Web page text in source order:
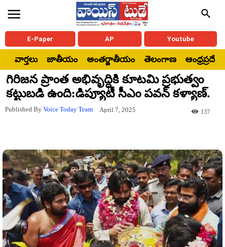
E-Paper AP Youtube
వార్తలు జాతీయం అంతర్జాతీయం తెలంగాణ ఆంధ్రప్రదేశ్
గిరిజన ప్రాంత అభివృద్ధికి కూటమి ప్రభుత్వం
కట్టుబడి ఉంది:డిప్యూటీ సీఎం పవన్ కళ్యాణ్.
Published By Voice Today Team April 7, 2025 137